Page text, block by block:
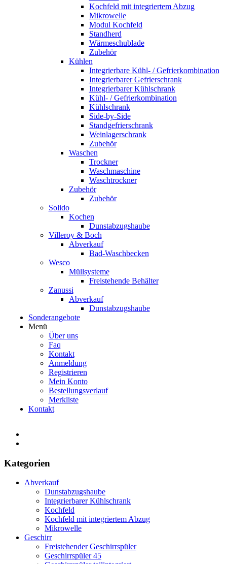
Kochfeld mit integriertem Abzug
Mikrowelle
Modul Kochfeld
Standherd
Wärmeschublade
Zubehör
Kühlen
Integrierbare Kühl- / Gefrierkombination
Integrierbarer Gefrierschrank
Integrierbarer Kühlschrank
Kühl- / Gefrierkombination
Kühlschrank
Side-by-Side
Standgefrierschrank
Weinlagerschrank
Zubehör
Waschen
Trockner
Waschmaschine
Waschtrockner
Zubehör
Zubehör
Solido
Kochen
Dunstabzugshaube
Villeroy & Boch
Abverkauf
Bad-Waschbecken
Wesco
Müllsysteme
Freistehende Behälter
Zanussi
Abverkauf
Dunstabzugshaube
Sonderangebote
Menü
Über uns
Faq
Kontakt
Anmeldung
Registrieren
Mein Konto
Bestellungsverlauf
Merkliste
Kontakt
Kategorien
Abverkauf
Dunstabzugshaube
Integrierbarer Kühlschrank
Kochfeld
Kochfeld mit integriertem Abzug
Mikrowelle
Geschirr
Freistehender Geschirrspüler
Geschirrspüler 45